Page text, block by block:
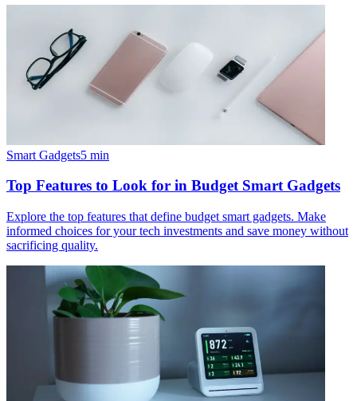
Smart Gadgets5 min
Top Features to Look for in Budget Smart Gadgets
Explore the top features that define budget smart gadgets. Make
informed choices for your tech investments and save money without
sacrificing quality.